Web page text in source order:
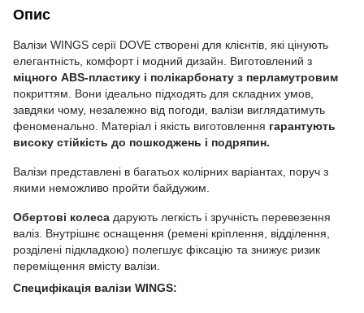
Опис
Валізи WINGS серії DOVE створені для клієнтів, які цінують
елегантність, комфорт і модний дизайн. Виготовлений з
міцного ABS-пластику і полікарбонату з перламутровим
покриттям. Вони ідеально підходять для складних умов,
завдяки чому, незалежно від погоди, валізи виглядатимуть
феноменально. Матеріал і якість виготовлення гарантують
високу стійкість до пошкоджень і подряпин.
Валізи представлені в багатьох колірних варіантах, поруч з
якими неможливо пройти байдужим.
Обертові колеса дарують легкість і зручність перевезення
валіз. Внутрішнє оснащення (ремені кріплення, відділення,
розділені підкладкою) полегшує фіксацію та знижує ризик
переміщення вмісту валізи.
Специфікація валізи WINGS: